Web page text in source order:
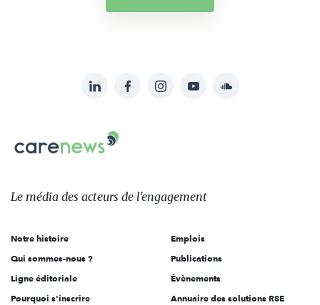
sur:
LinkedInFacebookInstagramYouTubeSoundcloud
Le
des
l'engagement
Le média des acteurs de l'engagement
Notre histoire
Qui sommes-nous ?
Ligne éditoriale
Pourquoi s'inscrire
Emplois
Publications
Évènements
Annuaire des solutions RSE